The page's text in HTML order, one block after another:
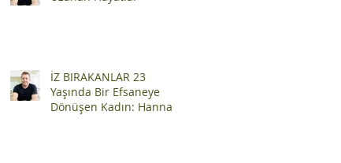
İZ BIRAKANLAR 23
Yaşında Bir Efsaneye
Dönüşen Kadın: Hannah